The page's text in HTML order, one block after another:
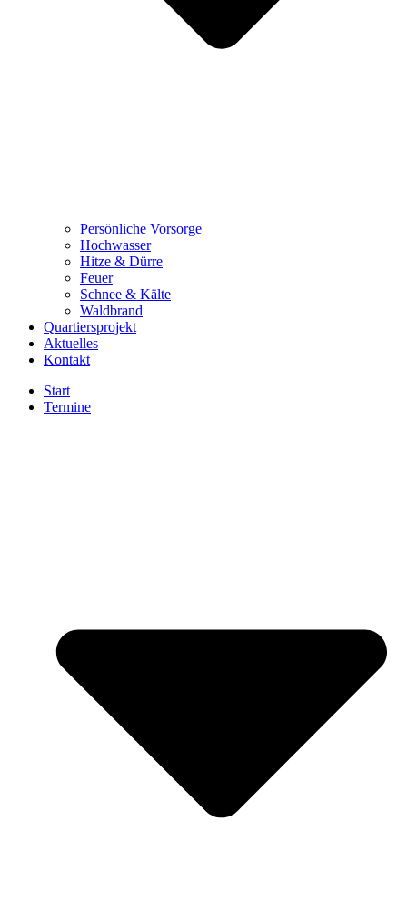
Persönliche Vorsorge
Hochwasser
Hitze & Dürre
Feuer
Schnee & Kälte
Waldbrand
Quartiersprojekt
Aktuelles
Kontakt
Start
Termine